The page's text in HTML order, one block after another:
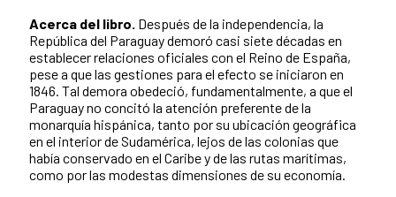
Acerca del libro. Después de la independencia, la
República del Paraguay demoró casi siete décadas en
establecer relaciones oficiales con el Reino de España,
pese a que las gestiones para el efecto se iniciaron en
1846. Tal demora obedeció, fundamentalmente, a que el
Paraguay no concitó la atención preferente de la
monarquía hispánica, tanto por su ubicación geográfica
en el interior de Sudamérica, lejos de las colonias que
había conservado en el Caribe y de las rutas marítimas,
como por las modestas dimensiones de su economía.